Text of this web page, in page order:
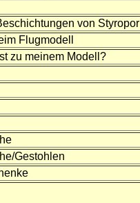
von Styropor
Flugmodell
zu meinem Modell?
Gestohlen